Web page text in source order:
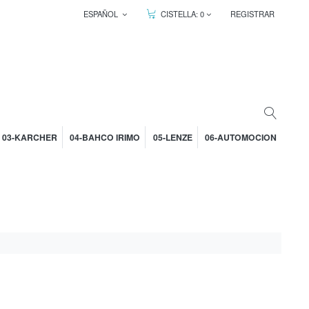
ESPAÑOL CISTELLA:0 REGISTRAR
03-KARCHER 04-BAHCO IRIMO 05-LENZE 06-AUTOMOCION